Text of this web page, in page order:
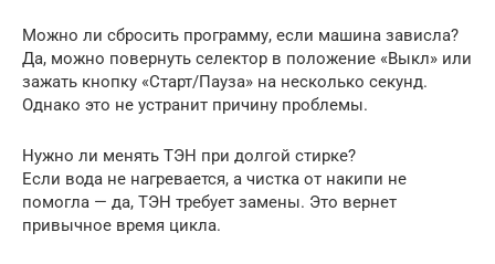
Можно ли сбросить программу, если машина зависла?
Да, можно повернуть селектор в положение «Выкл» или
зажать кнопку «Старт/Пауза» на несколько секунд.
Однако это не устранит причину проблемы.
Нужно ли менять ТЭН при долгой стирке?
Если вода не нагревается, а чистка от накипи не
помогла — да, ТЭН требует замены. Это вернет
привычное время цикла.